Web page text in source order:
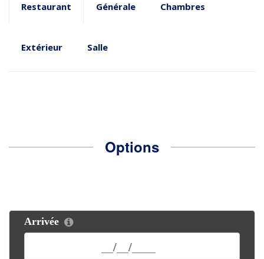
Restaurant Générale Chambres
Extérieur Salle
Options
Arrivée